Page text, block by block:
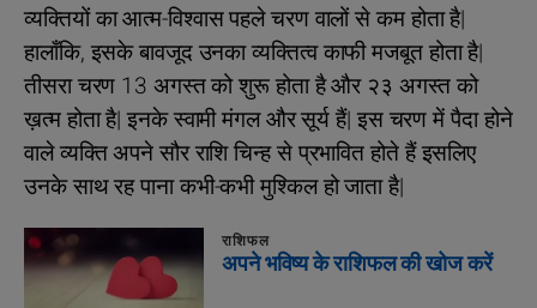
व्यक्तियों का आत्म-विश्वास पहले चरण वालों से कम होता है|
हालाँकि, इसके बावजूद उनका व्यक्तित्व काफी मजबूत होता है|
तीसरा चरण 13 अगस्त को शुरू होता है और २३ अगस्त को
ख़त्म होता है| इनके स्वामी मंगल और सूर्य हैं| इस चरण में पैदा होने
वाले व्यक्ति अपने सौर राशि चिन्ह से प्रभावित होते हैं इसलिए
उनके साथ रह पाना कभी-कभी मुश्किल हो जाता है|
राशिफल
अपने भविष्य के राशिफल की खोज करें